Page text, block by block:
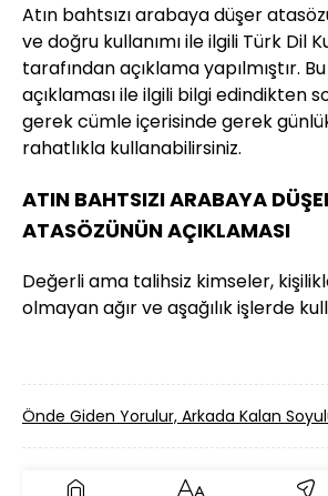
Atın bahtsızı arabaya düşer
ve doğru kullanımı ile ilgili Türk Dil
tarafından açıklama yapılmıştır.
açıklaması ile ilgili bilgi edindikten
gerek cümle içerisinde gerek
rahatlıkla kullanabilirsiniz.
ATIN BAHTSIZI ARABAYA
ATASÖZÜNÜN AÇIKLAMASI
Değerli ama talihsiz kimseler,
olmayan ağır ve aşağılık işlerde
Önde Giden Yorulur, Arkada Kalan